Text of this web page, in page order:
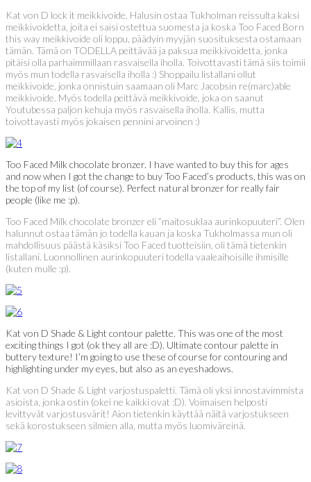
Kat von D lock it meikkivoide. Halusin ostaa Tukholman reissulta kaksi
meikkivoidetta, joita ei saisi ostettua suomesta ja koska Too Faced Born
this way meikkivoide oli loppu, päädyin myyjän suosituksesta ostamaan
tämän. Tämä on TODELLA peittävää ja paksua meikkivoidetta, jonka
pitäisi olla parhaimmillaan rasvaisella iholla. Toivottavasti tämä siis toimii
myös mun todella rasvaisella iholla :) Shoppailu listallani ollut
meikkivoide, jonka onnistuin saamaan oli Marc Jacobsin re(marc)able
meikkivoide. Myös todella peittävä meikkivoide, joka on saanut
Youtubessa paljon kehuja myös rasvaisella iholla. Kallis, mutta
toivottavasti myös jokaisen pennini arvoinen :)
Too Faced Milk chocolate bronzer. I have wanted to buy this for ages
and now when I got the change to buy Too Faced’s products, this was on
the top of my list (of course). Perfect natural bronzer for really fair
people (like me :p).
Too Faced Milk chocolate bronzer eli ”maitosuklaa aurinkopuuteri”. Olen
halunnut ostaa tämän jo todella kauan ja koska Tukholmassa mun oli
mahdollisuus päästä käsiksi Too Faced tuotteisiin, oli tämä tietenkin
listallani. Luonnollinen aurinkopuuteri todella vaaleaihoisille ihmisille
(kuten mulle :p).
Kat von D Shade & Light contour palette. This was one of the most
exciting things I got (ok they all are :D). Ultimate contour palette in
buttery texture! I’m going to use these of course for contouring and
highlighting under my eyes, but also as an eyeshadows.
Kat von D Shade & Light varjostuspaletti. Tämä oli yksi innostavimmista
asioista, jonka ostin (okei ne kaikki ovat :D). Voimaisen helposti
levittyvät varjostusvärit! Aion tietenkin käyttää näitä varjostukseen
sekä korostukseen silmien alla, mutta myös luomiväreinä.